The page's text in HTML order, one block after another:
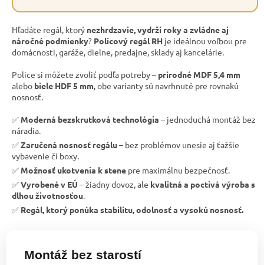
Hľadáte regál, ktorý nezhrdzavie, vydrží roky a zvládne aj
náročné podmienky? Policový regál RH je ideálnou voľbou pre
domácnosti, garáže, dielne, predajne, sklady aj kancelárie.
Police si môžete zvoliť podľa potreby – prírodné MDF 5,4 mm
alebo biele HDF 5 mm , obe varianty sú navrhnuté pre rovnakú
nosnosť.
✅ Moderná bezskrutková technológia – jednoduchá montáž bez
náradia.
✅Zaručená nosnosť regálu– bez problémov unesie aj ťažšie
vybavenie či boxy.
✅ Možnosť ukotvenia k stene pre maximálnu bezpečnosť.
✅Vyrobené v EÚ – žiadny dovoz, ale kvalitná a poctivá výroba s
dlhou životnosťou
✅ Regál, ktorý ponúka stabilitu, odolnosť a vysokú nosnosť.
Montáž bez starostí